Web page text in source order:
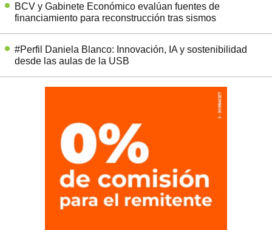
BCV y Gabinete Económico evalúan fuentes de
financiamiento para reconstrucción tras sismos
#Perfil Daniela Blanco: Innovación, IA y sostenibilidad
desde las aulas de la USB